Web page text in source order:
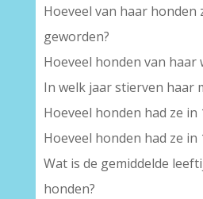
Hoeveel van haar honden
geworden?
Hoeveel honden van haar
In welk jaar stierven haar
Hoeveel honden had ze in
Hoeveel honden had ze in
Wat is de gemiddelde
honden?